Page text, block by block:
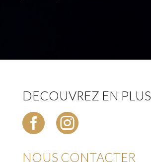
DECOUVREZ EN PLUS
 
NOUS CONTACTER